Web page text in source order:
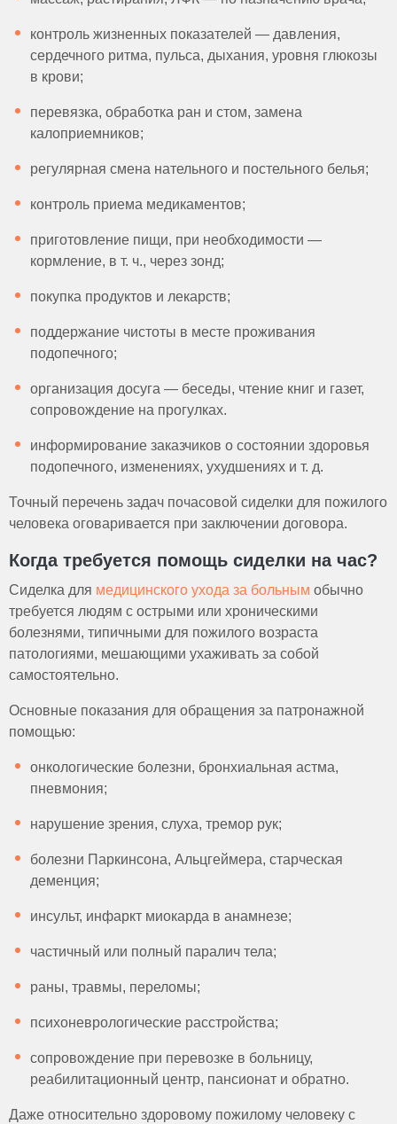
контроль жизненных показателей — давления,
сердечного ритма, пульса, дыхания, уровня глюкозы
в крови;
перевязка, обработка ран и стом, замена
калоприемников;
регулярная смена нательного и постельного белья;
контроль приема медикаментов;
приготовление пищи, при необходимости —
кормление, в т. ч., через зонд;
покупка продуктов и лекарств;
поддержание чистоты в месте проживания
подопечного;
организация досуга — беседы, чтение книг и газет,
сопровождение на прогулках.
информирование заказчиков о состоянии здоровья
подопечного, изменениях, ухудшениях и т. д.
Точный перечень задач почасовой сиделки для пожилого
человека оговаривается при заключении договора.
Когда требуется помощь сиделки на час?
Сиделка для медицинского ухода за больным обычно
требуется людям с острыми или хроническими
болезнями, типичными для пожилого возраста
патологиями, мешающими ухаживать за собой
самостоятельно.
Основные показания для обращения за патронажной
помощью:
онкологические болезни, бронхиальная астма,
пневмония;
нарушение зрения, слуха, тремор рук;
болезни Паркинсона, Альцгеймера, старческая
деменция;
инсульт, инфаркт миокарда в анамнезе;
частичный или полный паралич тела;
раны, травмы, переломы;
психоневрологические расстройства;
сопровождение при перевозке в больницу,
реабилитационный центр, пансионат и обратно.
Даже относительно здоровому пожилому человеку с